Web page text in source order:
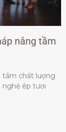
nâng tầm
tầm chất lượng
nghệ ép tươi